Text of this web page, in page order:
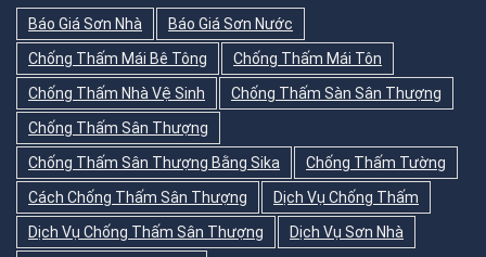
Báo Giá Sơn Nhà
Báo Giá Sơn Nước
Chống Thấm Mái Bê Tông
Chống Thấm Mái Tôn
Chống Thấm Nhà Vệ Sinh
Chống Thấm Sàn Sân Thượng
Chống Thấm Sân Thượng
Chống Thấm Sân Thượng Bằng Sika
Chống Thấm Tường
Cách Chống Thấm Sân Thượng
Dịch Vụ Chống Thấm
Dịch Vụ Chống Thấm Sân Thượng
Dịch Vụ Sơn Nhà